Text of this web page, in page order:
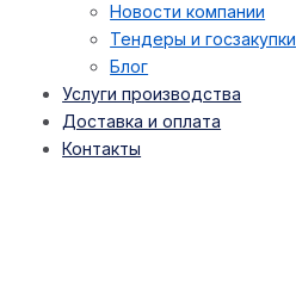
Новости компании
Тендеры и госзакупки
Блог
Услуги производства
Доставка и оплата
Контакты